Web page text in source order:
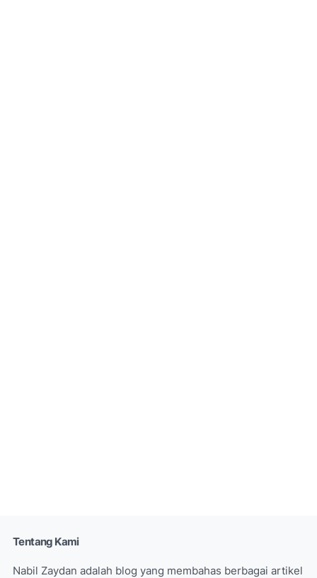
Tentang Kami
Nabil Zaydan adalah blog yang membahas berbagai artikel